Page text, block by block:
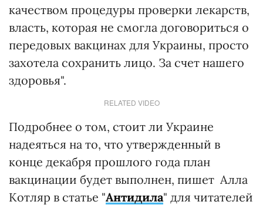
качеством процедуры проверки лекарств,
власть, которая не смогла договориться о
передовых вакцинах для Украины, просто
захотела сохранить лицо. За счет нашего
здоровья".
RELATED VIDEO
Подробнее о том, стоит ли Украине
надеяться на то, что утвержденный в
конце декабря прошлого года план
вакцинации будет выполнен, пишет Алла
Котляр в статье "Антидила" для читателей